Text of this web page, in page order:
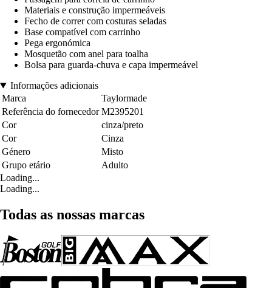
Materiais e construção impermeáveis
Fecho de correr com costuras seladas
Base compatível com carrinho
Pega ergonómica
Mosquetão com anel para toalha
Bolsa para guarda-chuva e capa impermeável
Informações adicionais
Marca
Taylormade
Referência do fornecedor M2395201
Cor
cinza/preto
Cor
Cinza
Género
Misto
Grupo etário
Adulto
Loading...
Loading...
Todas as nossas marcas